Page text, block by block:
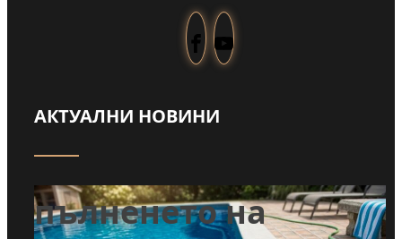
АКТУАЛНИ НОВИНИ
Забраниха
пълненето на